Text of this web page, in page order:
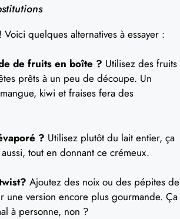
Voici quelques alternatives à essayer :
de fruits en boîte ? Utilisez des fruits
prêts à un peu de découpe. Un
kiwi et fraises fera des
? Utilisez plutôt du lait entier, ça
tout en donnant ce crémeux.
Ajoutez des noix ou des pépites de
une version encore plus gourmande. Ça
à personne, non ?